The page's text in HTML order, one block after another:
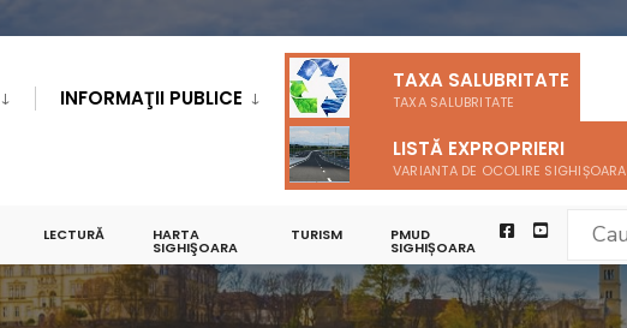
INFORMAŢII PUBLICE
TAXA SALUBRITATE
TAXA SALUBRITATE
LISTĂ EXPROPRIERI
VARIANTA DE OCOLIRE SIGHIȘOARA
LECTURĂ HARTA
SIGHIŞOARA
TURISM PMUD
SIGHIȘOARA